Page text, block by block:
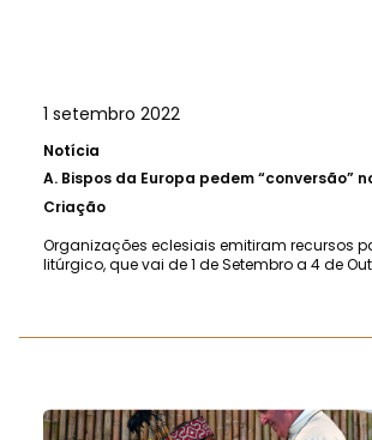
1 setembro 2022
Notícia
A. Bispos da Europa pedem “conversão”
Criação
Organizações eclesiais emitiram recursos
litúrgico, que vai de 1 de Setembro a 4 de